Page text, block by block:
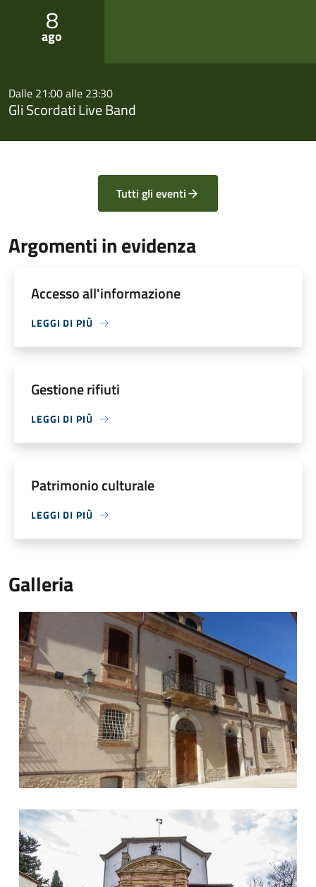
8
ago
Dalle 21:00 alle 23:30
Gli Scordati Live Band
Tutti gli eventi
Argomenti in evidenza
Accesso all'informazione
LEGGI DI PIÙ
Gestione rifiuti
LEGGI DI PIÙ
Patrimonio culturale
LEGGI DI PIÙ
Galleria
2